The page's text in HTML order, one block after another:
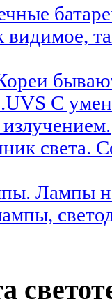
видимое,
С
света.
Лампы